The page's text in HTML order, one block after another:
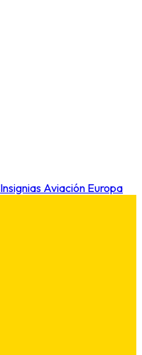
Insignias Aviación Europa